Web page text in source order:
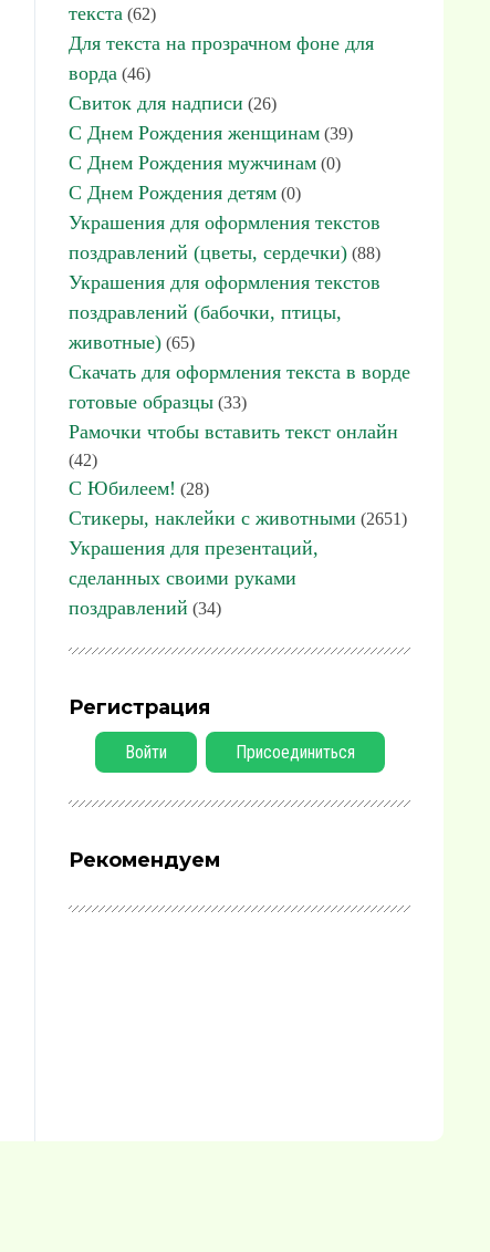
текста (62)
Для текста на прозрачном фоне для
ворда (46)
Свиток для надписи (26)
С Днем Рождения женщинам (39)
С Днем Рождения мужчинам (0)
С Днем Рождения детям (0)
Украшения для оформления текстов
поздравлений (цветы, сердечки) (88)
Украшения для оформления текстов
поздравлений (бабочки, птицы,
животные) (65)
Скачать для оформления текста в ворде
готовые образцы (33)
Рамочки чтобы вставить текст онлайн
(42)
С Юбилеем! (28)
Стикеры, наклейки с животными (2651)
Украшения для презентаций,
сделанных своими руками
поздравлений (34)
Регистрация
Войти Присоединиться
Рекомендуем